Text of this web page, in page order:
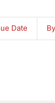
Date